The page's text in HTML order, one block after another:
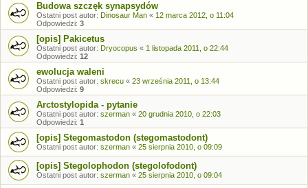
Budowa szczęk synapsydów
Ostatni post autor: Dinosaur Man « 12 marca 2012, o 11:04
Odpowiedzi: 3
[opis] Pakicetus
Ostatni post autor: Dryocopus « 1 listopada 2011, o 22:44
Odpowiedzi: 12
ewolucja waleni
Ostatni post autor: skrecu « 23 września 2011, o 13:44
Odpowiedzi: 9
Arctostylopida - pytanie
Ostatni post autor: szerman « 20 grudnia 2010, o 22:03
Odpowiedzi: 1
[opis] Stegomastodon (stegomastodont)
Ostatni post autor: szerman « 25 sierpnia 2010, o 09:09
[opis] Stegolophodon (stegolofodont)
Ostatni post autor: szerman « 25 sierpnia 2010, o 09:04